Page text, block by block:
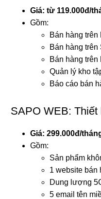
Giá: từ 119.000đ/
Gồm:
Bán hàng trên
Bán hàng trên
Bán hàng trên
Quản lý kho
Báo cáo bán
SAPO WEB: Thiết
Giá: 299.000đ/
Gồm:
Sản phẩm
1 website bán
Dung lượng
5 email tên